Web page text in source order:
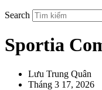
Search
Sportia
Lưu Trung Quân
Tháng 3 17, 2026